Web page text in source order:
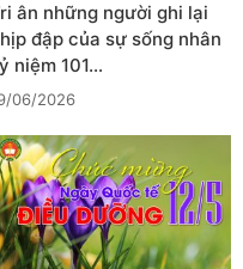
ân những người ghi lại
đập của sự sống nhân
niệm 101…
06/2026